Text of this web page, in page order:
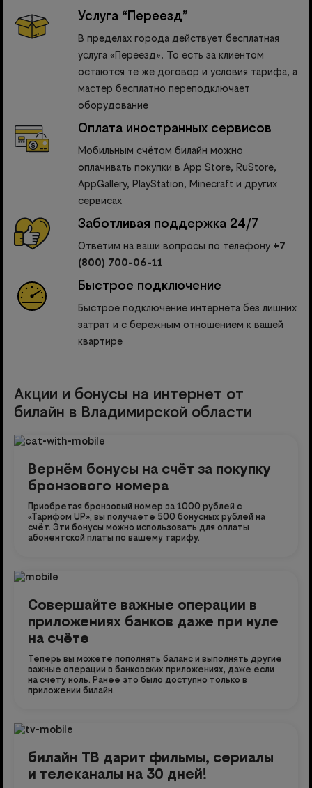
Услуга “Переезд”
В пределах города действует бесплатная
услуга «Переезд». То есть за клиентом
остаются те же договор и условия тарифа, а
мастер бесплатно переподключает
оборудование
Оплата иностранных сервисов
Мобильным счётом билайн можно
оплачивать покупки в App Store, RuStore,
AppGallery, PlayStation, Minecraft и других
сервисах
Заботливая поддержка 24/7
Ответим на ваши вопросы по телефону +7
(800) 700-06-11
Быстрое подключение
Быстрое подключение интернета без лишних
затрат и с бережным отношением к вашей
квартире
Акции и бонусы на интернет от
билайн в Владимирской области
Вернём бонусы на счёт за покупку
бронзового номера
Приобретая бронзовый номер за 1000 рублей с
«Тарифом UP», вы получаете 500 бонусных рублей на
счёт. Эти бонусы можно использовать для оплаты
абонентской платы по вашему тарифу.
Совершайте важные операции в
приложениях банков даже при нуле
на счёте
Теперь вы можете пополнять баланс и выполнять другие
важные операции в банковских приложениях, даже если
на счету ноль. Ранее это было доступно только в
приложении билайн.
билайн ТВ дарит фильмы, сериалы
и телеканалы на 30 дней!